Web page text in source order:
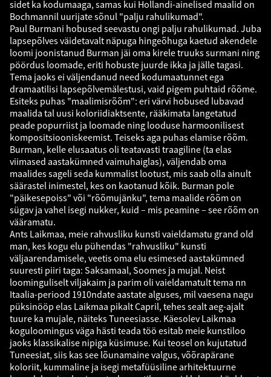
sidet ka kodumaaga, samas kui Hollandi-ainelised maalid on
Bochmannil uurijate sõnul "palju rahulikumad".
Paul Burmani hobused seevastu ongi palju rahulikumad. Juba
lapsepõlves väidetavalt näpuga hingeõhuga kaetud akendele
loomi joonistanud Burman jäi oma kirele truuks surmani ning
pöördus loomade, eriti hobuste juurde ikka ja jälle tagasi.
Tema jaoks ei väljendanud need kodumaatunnet ega
dramaatilisi lapsepõlvemälestusi, vaid pigem puhtaid rõõme.
Esiteks puhas "maalimisrõõm": eri värvi hobused lubavad
maalida tal uusi koloriidiaktsente, rääkimata langetatud
peade popurriist ja loomade ning looduse harmoonilisest
kompositsiooniskeemist. Teiseks aga puhas elamise rõõm.
Burman, kelle elusaatus oli teatavasti traagiline (ta elas
viimased aastakümned vaimuhaiglas), väljendab oma
maalides sageli seda kummalist lootust, mis saab olla ainult
säärastel inimestel, kes on kaotanud kõik. Burman pole
"päikesepoiss" või "rõõmujänku", tema maalide rõõm on
sügav ja vahel isegi nukker, kuid – mis peamine – see rõõm on
vääramatu.
Ants Laikmaa, meie rahvusliku kunsti vaieldamatu grand old
man, kes kogu elu pühendas "rahvusliku" kunsti
väljaarendamisele, veetis oma elu esimesed aastakümned
suuresti piiri taga: Saksamaal, Soomes ja mujal. Neist
loominguliselt viljakaim ja parim oli vaieldamatult tema nn
Itaalia-periood 1910ndate aastate alguses, mil vaesena nagu
püksinööp elas Laikmaa pikalt Capril, tehes sealt aeg-ajalt
tuure ka mujale, näiteks Tuneesiasse. Käesolev Laikmaa
koguloomingus väga hästi teada töö esitab meie kunstiloo
jaoks klassikalise nipiga küsimuse. Kui teosel on kujutatud
Tuneesiat, siis kas see lõunamaine valgus, võõrapärane
koloriit, kummaline ja isegi metafüüsiline arhitektuurne